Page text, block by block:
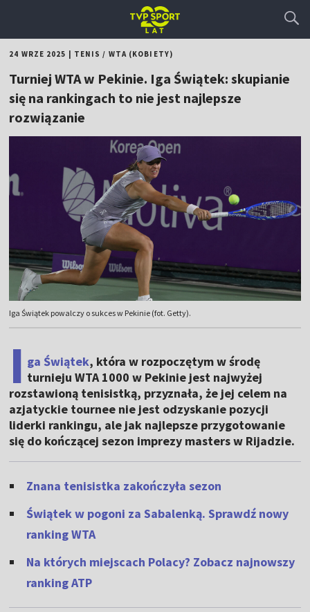
24 WRZE 2025 TENIS / WTA (KOBIETY)
Turniej WTA w Pekinie. Iga Świątek: skupianie
się na rankingach to nie jest najlepsze
rozwiązanie
Iga Świątek powalczy o sukces w Pekinie (fot. Getty).
I ga Świątek, która w rozpoczętym w środę
turnieju WTA 1000 w Pekinie jest najwyżej
rozstawioną tenisistką, przyznała, że jej celem na
azjatyckie tournee nie jest odzyskanie pozycji
liderki rankingu, ale jak najlepsze przygotowanie
się do kończącej sezon imprezy masters w Rijadzie.
Znana tenisistka zakończyła sezon
Świątek w pogoni za Sabalenką. Sprawdź nowy
ranking WTA
Na których miejscach Polacy? Zobacz najnowszy
ranking ATP